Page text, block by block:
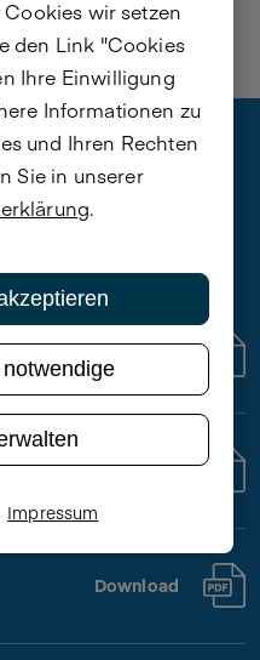
Download
Download
wir setzen
den Link "Cookies
Ihre Einwilligung
Informationen zu
und Ihren Rechten
Sie in unserer
.
Impressum